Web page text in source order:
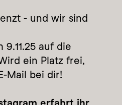
- und wir sind
auf die
ein Platz frei,
Mail bei dir!